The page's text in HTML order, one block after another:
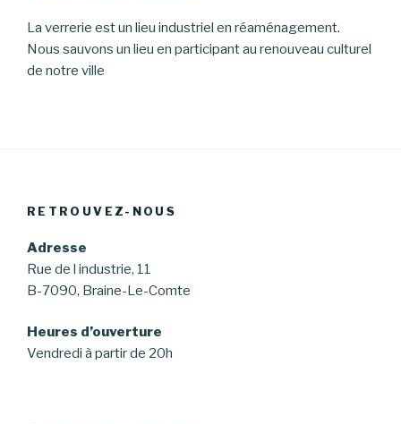
La verrerie est un lieu industriel en réaménagement.
Nous sauvons un lieu en participant au renouveau culturel
de notre ville
RETROUVEZ-NOUS
Adresse
Rue de l industrie, 11
B-7090, Braine-Le-Comte
Heures d’ouverture
Vendredi à partir de 20h